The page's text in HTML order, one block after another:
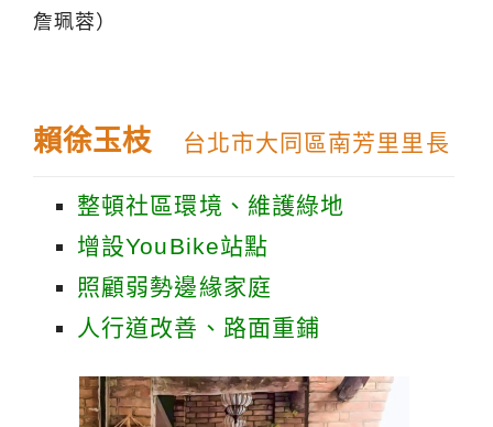
詹珮蓉）
賴徐玉枝 台北市大同區南芳里里長
整頓社區環境、維護綠地
增設YouBike站點
照顧弱勢邊緣家庭
人行道改善、路面重鋪